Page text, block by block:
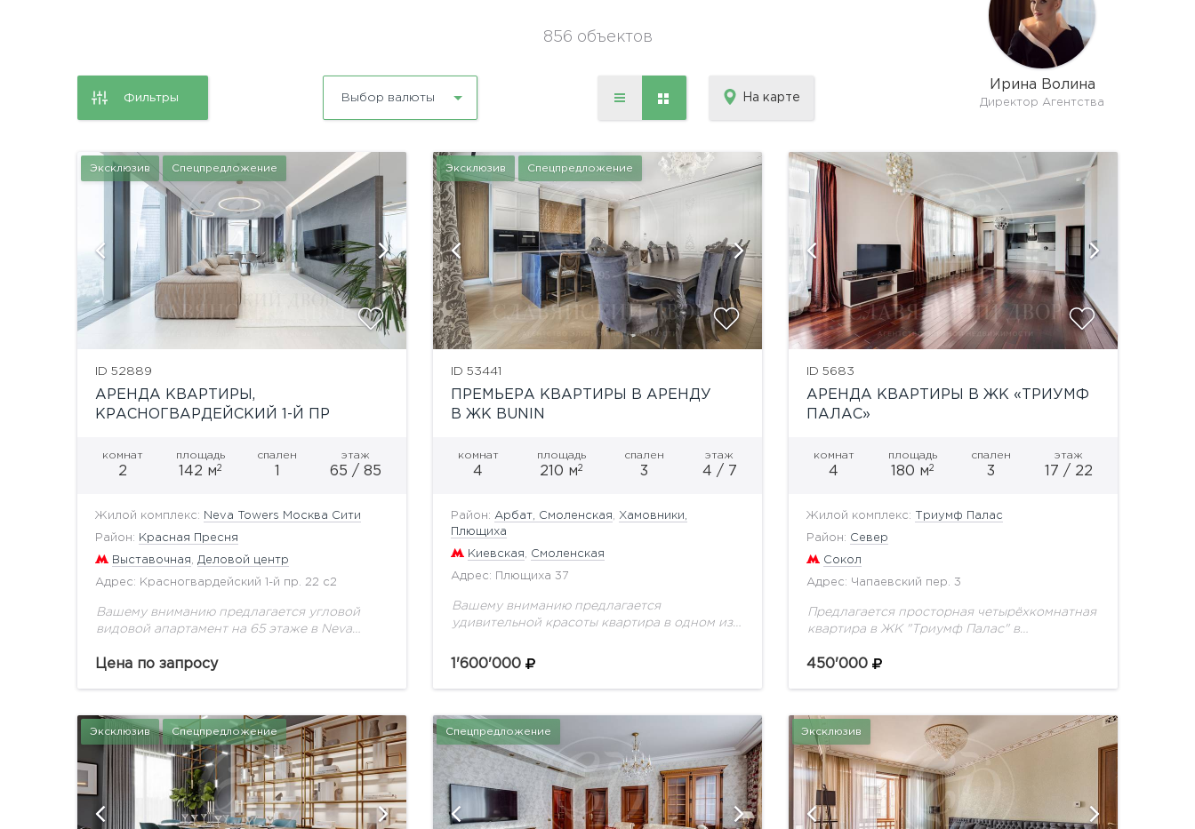
856 объектов
Фильтры Выбор валюты На карте
Ирина Волина
Директор Агентства
Эксклюзив Спецпредложение
ID 52889
АРЕНДА КВАРТИРЫ,
КРАСНОГВАРДЕЙСКИЙ 1-Й ПР
комнат
2
площадь
142 м2
спален этаж
65 / 85
Жилой комплекс: Neva Towers Москва Сити
Район: Красная Пресня
Выставочная Деловой центр
Адрес: Красногвардейский 1-й пр. 22 с2
Вашему вниманию предлагается угловой
видовой апартамент на 65 этаже в Neva
Комфортная и функциональная планировка:
Цена по запросу
показать ещё 45 фотографий
Эксклюзив Спецпредложение
ID 53441
ПРЕМЬЕРА КВАРТИРЫ В АРЕНДУ
В ЖК BUNIN
комнат
4
площадь
210 м2
спален
3
этаж
4 / 7
Район: Арбат, Смоленская
Хамовники,
Плющиха
Киевская Смоленская
Адрес: Плющиха 37
Вашему вниманию предлагается
удивительной красоты квартира в одном из
BuninКачественный ремонт, внимание к
производители техники прекрасно
1'600'000
показать ещё 30 фотографий
ID 5683
АРЕНДА КВАРТИРЫ В ЖК «ТРИУМФ
ПАЛАС»
комнат
4
площадь
180 м2
спален
3
этаж
17 / 22
Жилой комплекс: Триумф Палас
Район: Север
Сокол
Адрес: Чапаевский пер. 3
Предлагается просторная четырёхкомнатная
квартира в ЖК "Триумф Палас" в
кв.м. Планировка: 3 спальни (24, 12, 18 кв.м),
450'000
Эксклюзив Спецпредложение
показать ещё 23 фотографии
Спецпредложение
показать ещё 28 фотографий
Эксклюзив